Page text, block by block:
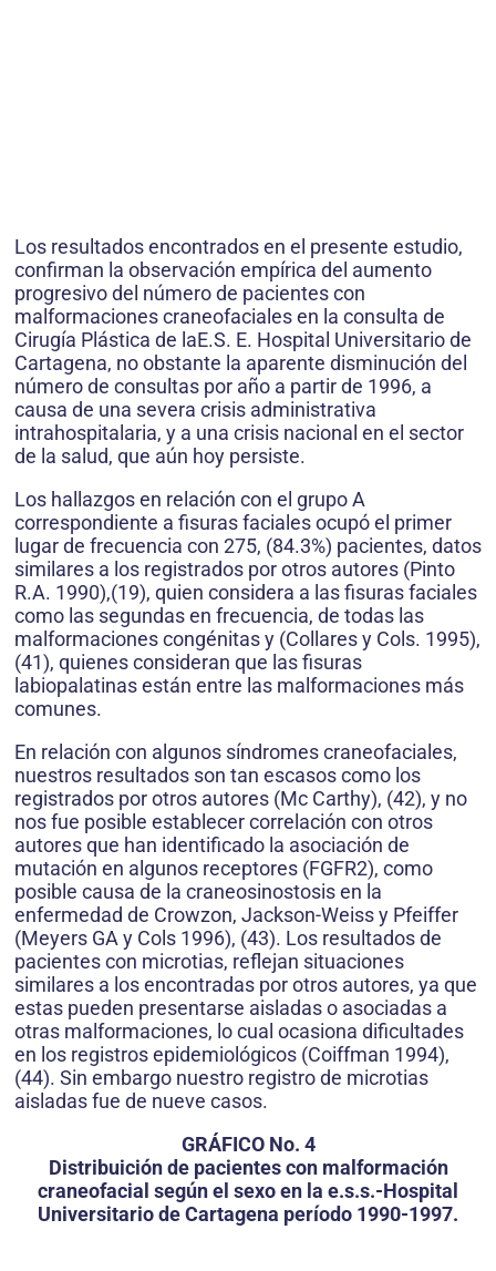
Los resultados encontrados en el presente estudio,
confirman la observación empírica del aumento
progresivo del número de pacientes con
malformaciones craneofaciales en la consulta de
Cirugía Plástica de laE.S. E. Hospital Universitario de
Cartagena, no obstante la aparente disminución del
número de consultas por año a partir de 1996, a
causa de una severa crisis administrativa
intrahospitalaria, y a una crisis nacional en el sector
de la salud, que aún hoy persiste.
Los hallazgos en relación con el grupo A
correspondiente a fisuras faciales ocupó el primer
lugar de frecuencia con 275, (84.3%) pacientes, datos
similares a los registrados por otros autores (Pinto
R.A. 1990),(19), quien considera a las fisuras faciales
como las segundas en frecuencia, de todas las
malformaciones congénitas y (Collares y Cols. 1995),
(41), quienes consideran que las fisuras
labiopalatinas están entre las malformaciones más
comunes.
En relación con algunos síndromes craneofaciales,
nuestros resultados son tan escasos como los
registrados por otros autores (Mc Carthy), (42), y no
nos fue posible establecer correlación con otros
autores que han identificado la asociación de
mutación en algunos receptores (FGFR2), como
posible causa de la craneosinostosis en la
enfermedad de Crowzon, Jackson-Weiss y Pfeiffer
(Meyers GA y Cols 1996), (43). Los resultados de
pacientes con microtias, reflejan situaciones
similares a los encontradas por otros autores, ya que
estas pueden presentarse aisladas o asociadas a
otras malformaciones, lo cual ocasiona dificultades
en los registros epidemiológicos (Coiffman 1994),
(44). Sin embargo nuestro registro de microtias
aisladas fue de nueve casos.
GRÁFICO No. 4
Distribuición de pacientes con malformación
craneofacial según el sexo en la e.s.s.-Hospital
Universitario de Cartagena período 1990-1997.